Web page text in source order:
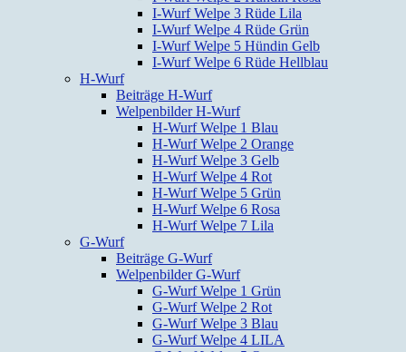
I-Wurf Welpe 3 Rüde Lila
I-Wurf Welpe 4 Rüde Grün
I-Wurf Welpe 5 Hündin Gelb
I-Wurf Welpe 6 Rüde Hellblau
H-Wurf
Beiträge H-Wurf
Welpenbilder H-Wurf
H-Wurf Welpe 1 Blau
H-Wurf Welpe 2 Orange
H-Wurf Welpe 3 Gelb
H-Wurf Welpe 4 Rot
H-Wurf Welpe 5 Grün
H-Wurf Welpe 6 Rosa
H-Wurf Welpe 7 Lila
G-Wurf
Beiträge G-Wurf
Welpenbilder G-Wurf
G-Wurf Welpe 1 Grün
G-Wurf Welpe 2 Rot
G-Wurf Welpe 3 Blau
G-Wurf Welpe 4 LILA